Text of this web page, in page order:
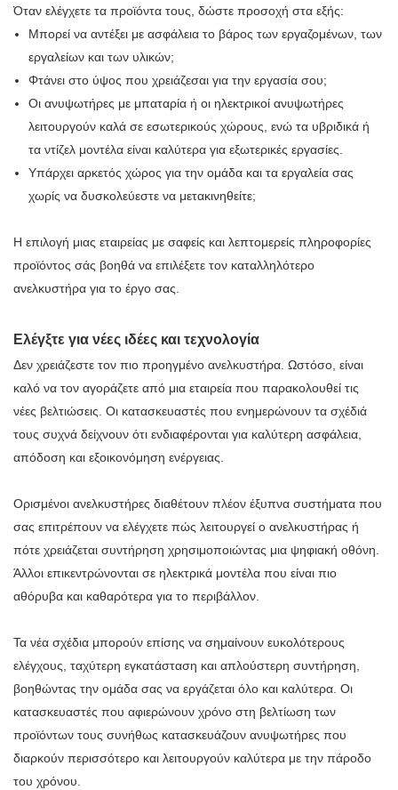
Όταν ελέγχετε τα προϊόντα τους, δώστε προσοχή στα εξής:
Μπορεί να αντέξει με ασφάλεια το βάρος των εργαζομένων, των
εργαλείων και των υλικών;
Φτάνει στο ύψος που χρειάζεσαι για την εργασία σου;
Οι ανυψωτήρες με μπαταρία ή οι ηλεκτρικοί ανυψωτήρες
λειτουργούν καλά σε εσωτερικούς χώρους, ενώ τα υβριδικά ή
τα ντίζελ μοντέλα είναι καλύτερα για εξωτερικές εργασίες.
Υπάρχει αρκετός χώρος για την ομάδα και τα εργαλεία σας
χωρίς να δυσκολεύεστε να μετακινηθείτε;
Η επιλογή μιας εταιρείας με σαφείς και λεπτομερείς πληροφορίες
προϊόντος σάς βοηθά να επιλέξετε τον καταλληλότερο
ανελκυστήρα για το έργο σας.
Ελέγξτε για νέες ιδέες και τεχνολογία
Δεν χρειάζεστε τον πιο προηγμένο ανελκυστήρα. Ωστόσο, είναι
καλό να τον αγοράζετε από μια εταιρεία που παρακολουθεί τις
νέες βελτιώσεις. Οι κατασκευαστές που ενημερώνουν τα σχέδιά
τους συχνά δείχνουν ότι ενδιαφέρονται για καλύτερη ασφάλεια,
απόδοση και εξοικονόμηση ενέργειας.
Ορισμένοι ανελκυστήρες διαθέτουν πλέον έξυπνα συστήματα που
σας επιτρέπουν να ελέγχετε πώς λειτουργεί ο ανελκυστήρας ή
πότε χρειάζεται συντήρηση χρησιμοποιώντας μια ψηφιακή οθόνη.
Άλλοι επικεντρώνονται σε ηλεκτρικά μοντέλα που είναι πιο
αθόρυβα και καθαρότερα για το περιβάλλον.
Τα νέα σχέδια μπορούν επίσης να σημαίνουν ευκολότερους
ελέγχους, ταχύτερη εγκατάσταση και απλούστερη συντήρηση,
βοηθώντας την ομάδα σας να εργάζεται όλο και καλύτερα. Οι
κατασκευαστές που αφιερώνουν χρόνο στη βελτίωση των
προϊόντων τους συνήθως κατασκευάζουν ανυψωτήρες που
διαρκούν περισσότερο και λειτουργούν καλύτερα με την πάροδο
του χρόνου.